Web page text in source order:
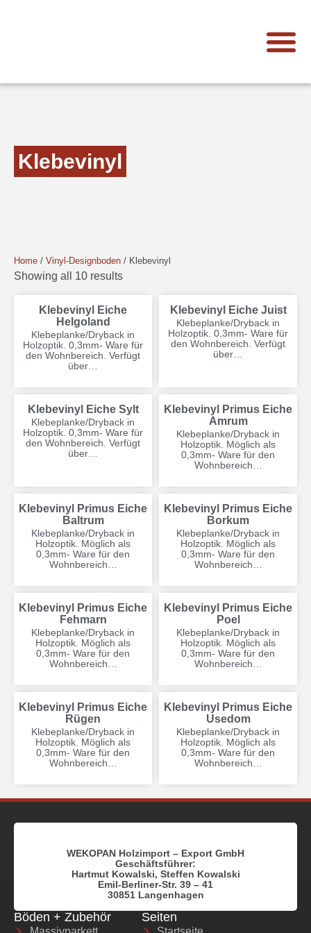
Klebevinyl
Home / Vinyl-Designboden / Klebevinyl
Showing all 10 results
Klebevinyl Eiche
Helgoland
Klebeplanke/Dryback in
Holzoptik. 0,3mm- Ware für
den Wohnbereich. Verfügt
über…
Klebevinyl Eiche Juist
Klebeplanke/Dryback in
Holzoptik. 0,3mm- Ware für
den Wohnbereich. Verfügt
über…
Klebevinyl Eiche Sylt
Klebeplanke/Dryback in
Holzoptik. 0,3mm- Ware für
den Wohnbereich. Verfügt
über…
Klebevinyl Primus Eiche
Amrum
Klebeplanke/Dryback in
Holzoptik. Möglich als
0,3mm- Ware für den
Wohnbereich…
Klebevinyl Primus Eiche
Baltrum
Klebeplanke/Dryback in
Holzoptik. Möglich als
0,3mm- Ware für den
Wohnbereich…
Klebevinyl Primus Eiche
Borkum
Klebeplanke/Dryback in
Holzoptik. Möglich als
0,3mm- Ware für den
Wohnbereich…
Klebevinyl Primus Eiche
Fehmarn
Klebeplanke/Dryback in
Holzoptik. Möglich als
0,3mm- Ware für den
Wohnbereich…
Klebevinyl Primus Eiche
Poel
Klebeplanke/Dryback in
Holzoptik. Möglich als
0,3mm- Ware für den
Wohnbereich…
Klebevinyl Primus Eiche
Rügen
Klebeplanke/Dryback in
Holzoptik. Möglich als
0,3mm- Ware für den
Wohnbereich…
Klebevinyl Primus Eiche
Usedom
Klebeplanke/Dryback in
Holzoptik. Möglich als
0,3mm- Ware für den
Wohnbereich…
WEKOPAN Holzimport – Export GmbH
Geschäftsführer:
Hartmut Kowalski, Steffen Kowalski
Emil-Berliner-Str. 39 – 41
30851 Langenhagen
Böden + Zubehör Seiten